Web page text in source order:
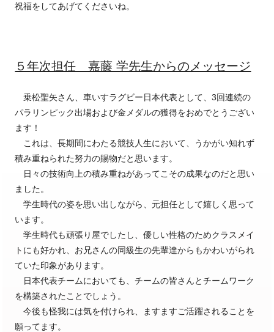
祝福をしてあげてくださいね。
５年次担任 嘉藤 学先生からのメッセージ
乗松聖矢さん、車いすラグビー日本代表として、3回連続の
パラリンピック出場および金メダルの獲得をおめでとうござい
ます！
これは、長期間にわたる競技人生において、うかがい知れず
積み重ねられた努力の賜物だと思います。
日々の技術向上の積み重ねがあってこその成果なのだと思い
ました。
学生時代の姿を思い出しながら、元担任として嬉しく思って
います。
学生時代も頑張り屋でしたし、優しい性格のためクラスメイ
トにも好かれ、お兄さんの同級生の先輩達からもかわいがられ
ていた印象があります。
日本代表チームにおいても、チームの皆さんとチームワーク
を構築されたことでしょう。
今後も怪我には気を付けられ、ますますご活躍されることを
願ってます。